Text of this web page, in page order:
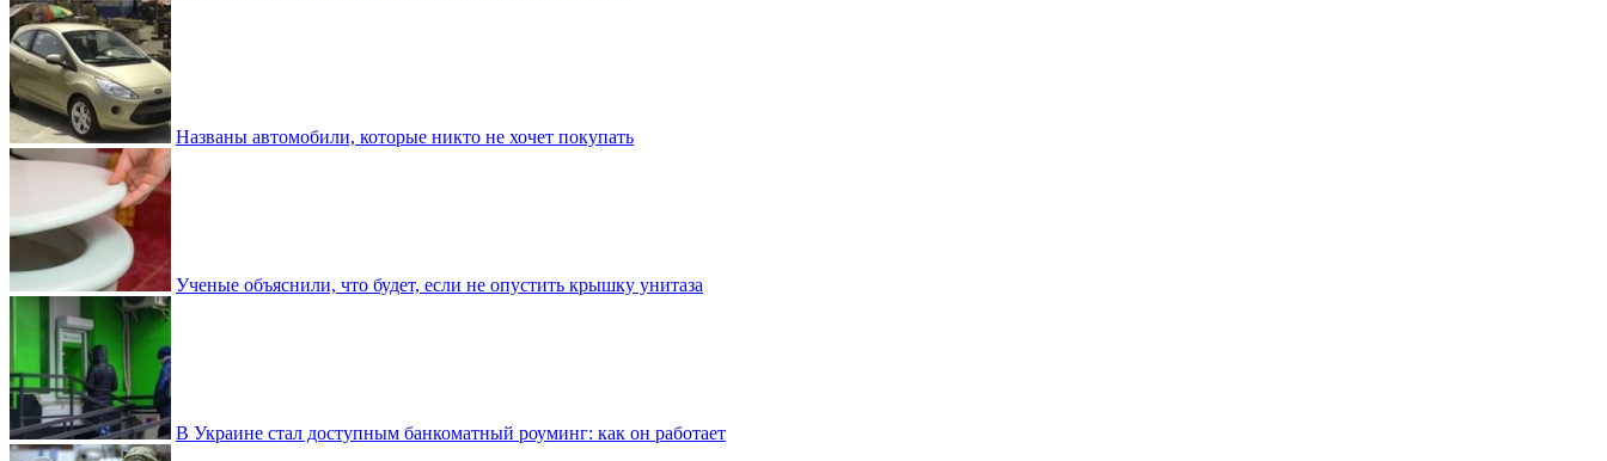
Названы автомобили, которые никто не хочет покупать
Ученые объяснили, что будет, если не опустить крышку унитаза
В Украине стал доступным банкоматный роуминг: как он работает